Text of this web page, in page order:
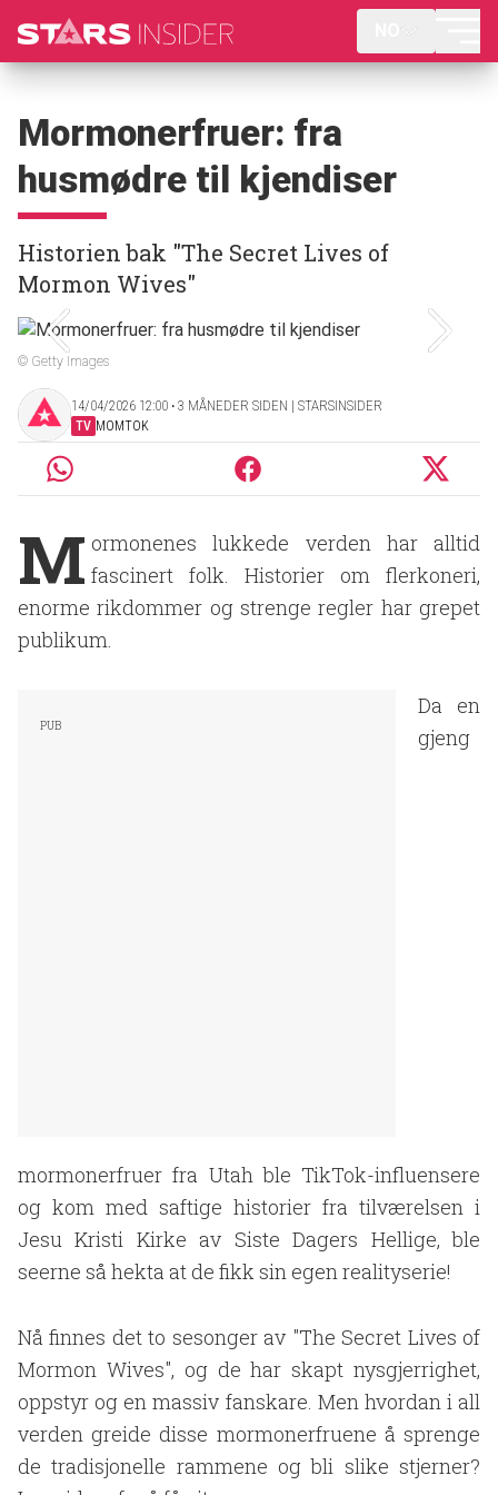
Mormonerfruer: fra
husmødre til kjendiser
Historien bak "The Secret Lives of
Mormon Wives"
© Getty Images
14/04/2026 12:00 ‧ 3 MÅNEDER SIDEN | STARSINSIDER
TV MOMTOK
M ormonenes lukkede verden har alltid
fascinert folk. Historier om flerkoneri,
enorme rikdommer og strenge regler har grepet
publikum.
Da en
gjeng
mormonerfruer fra Utah ble TikTok-influensere
og kom med saftige historier fra tilværelsen i
Jesu Kristi Kirke av Siste Dagers Hellige, ble
seerne så hekta at de fikk sin egen realityserie!
Nå finnes det to sesonger av "The Secret Lives of
Mormon Wives", og de har skapt nysgjerrighet,
oppstyr og en massiv fanskare. Men hvordan i all
verden greide disse mormonerfruene å sprenge
de tradisjonelle rammene og bli slike stjerner?